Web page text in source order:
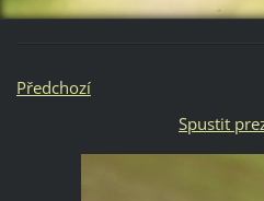
Předchozí
Spustit